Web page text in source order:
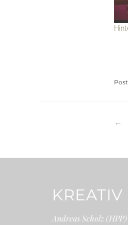
Andreas Scholz